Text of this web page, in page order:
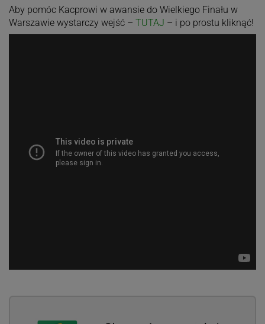
Aby pomóc Kacprowi w awansie do Wielkiego Finału w
Warszawie wystarczy wejść – TUTAJ – i po prostu kliknąć!